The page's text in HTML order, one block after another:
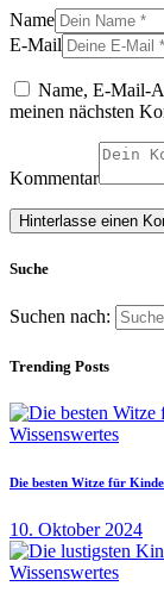
Name
E-Mail
Name, E-Mail-
meinen nächsten
Kommentar
Suche
Suchen nach:
Trending Posts
Wissenswertes
Die besten Witze für
10. Oktober 2024
Wissenswertes